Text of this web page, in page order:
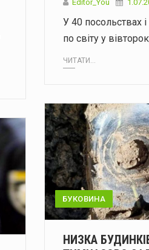
Editor_You
У 40 посольствах
по світу у
ЧИТАТИ...
БУКОВИНА
НИЗКА